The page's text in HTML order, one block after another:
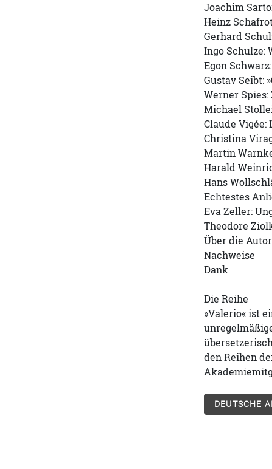
Joachim
Heinz
Gerhard
Ingo Schulze:
Egon
Gustav Seibt:
Werner
Michael
Claude Vigée:
Christina
Martin
Harald
Hans
Echtestes
Eva Zeller:
Theodore
Über die
Nachweise
Dank
Die Reihe
»Valerio« ist
den Reihen
DEUTSCHE